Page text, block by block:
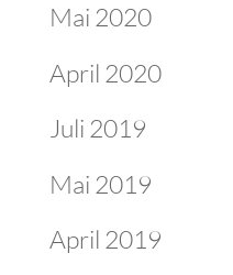
Mai 2020
April 2020
Juli 2019
Mai 2019
April 2019